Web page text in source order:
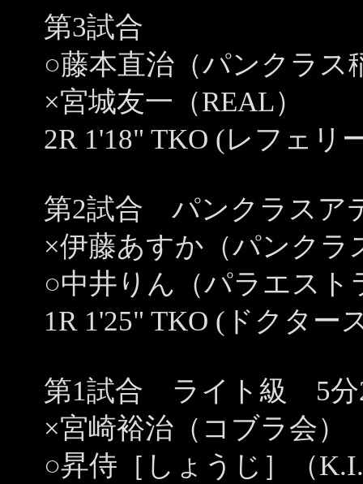
第3試合
○藤本直治（パンクラス
×宮城友一（REAL）
2R 1'18" TKO (レフェリ
第2試合 パンクラス
×伊藤あすか（パンクラ
○中井りん（パラエスト
1R 1'25" TKO (ドクター
第1試合 ライト級 5分
×宮崎裕治（コブラ会）
○昇侍［しょうじ］（